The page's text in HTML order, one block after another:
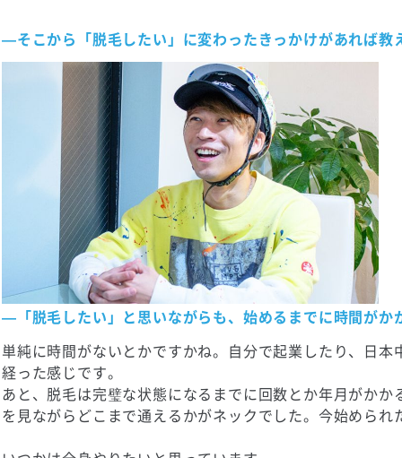
—そこから「脱毛したい」に変わったきっかけがあれば教
—「脱毛したい」と思いながらも、始めるまでに時間がか
単純に時間がないとかですかね。自分で起業したり、日
経った感じです。
あと、脱毛は完璧な状態になるまでに回数とか年月がか
を見ながらどこまで通えるかがネックでした。今始めら